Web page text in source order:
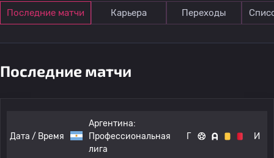
Последние матчи Карьера Переходы
Последние матчи
Дата / Время
Аргентина:
Профессиональная
лига
Г И